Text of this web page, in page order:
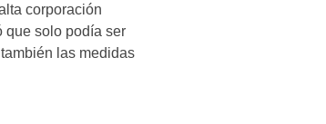
corporación
que solo podía ser
las medidas